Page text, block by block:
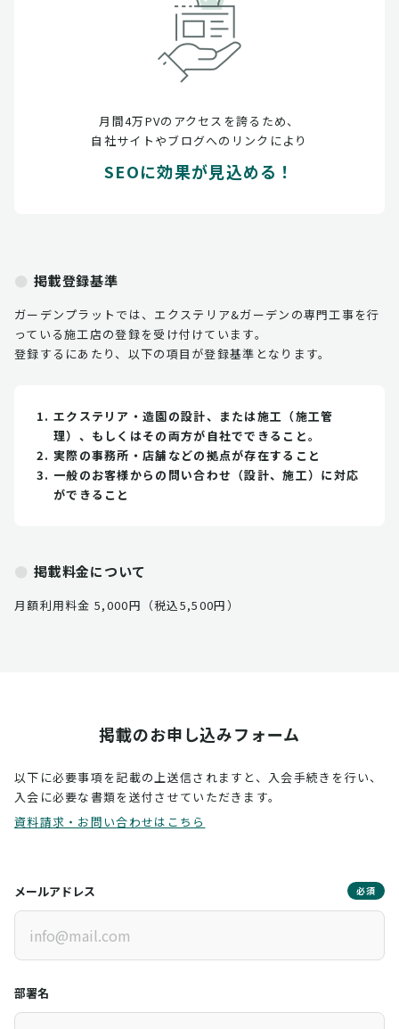
月間4万PVのアクセスを誇るため、
自社サイトやブログへのリンクにより
SEOに効果が見込める！
掲載登録基準
ガーデンプラットでは、エクステリア&ガーデンの専門工事を行
っている施工店の登録を受け付けています。
登録するにあたり、以下の項目が登録基準となります。
エクステリア・造園の設計、または施工（施工管
理）、もしくはその両方が自社でできること。
実際の事務所・店舗などの拠点が存在すること
一般のお客様からの問い合わせ（設計、施工）に対応
ができること
掲載料金について
月額利用料金 5,000円（税込5,500円）
掲載のお申し込みフォーム
以下に必要事項を記載の上送信されますと、入会手続きを行い、
入会に必要な書類を送付させていただきます。
資料請求・お問い合わせはこちら
メールアドレス 必須
部署名